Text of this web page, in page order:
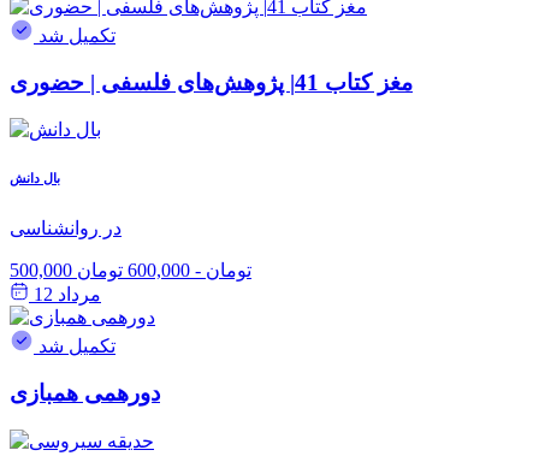
تکمیل شد
مغز کتاب 41| پژوهش‌های فلسفی | حضوری
بال دانش
در روانشناسی
500,000 تومان - 600,000 تومان
مرداد 12
تکمیل شد
دورهمی همبازی